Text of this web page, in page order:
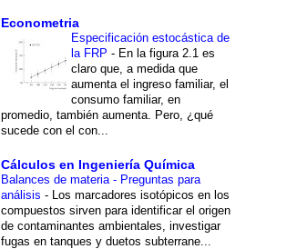
Econometria
Especificación estocástica de
la FRP - En la figura 2.1 es
claro que, a medida que
aumenta el ingreso familiar, el
consumo familiar, en
promedio, también aumenta. Pero, ¿qué
sucede con el con...
Cálculos en Ingeniería Química
Balances de materia - Preguntas para
análisis -
Los marcadores isotópicos en los
compuestos sirven para identificar el origen
de contaminantes ambientales, investigar
fugas en tanques y duetos subterrane...